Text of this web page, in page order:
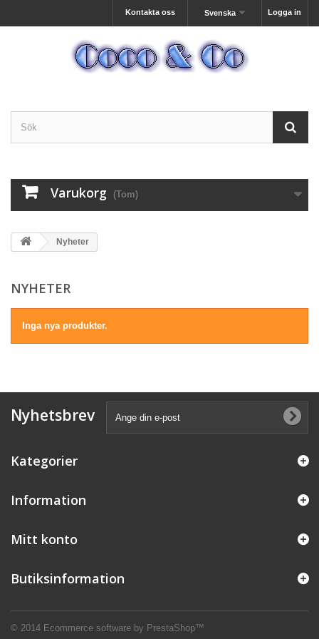
Logga in
Svenska
Kontakta oss
Varukorg (Tom)
Nyheter
NYHETER
Inga nya produkter.
Nyhetsbrev
Kategorier
Information
© 2014 Ecommerce software by PrestaShop™
Mitt konto
Butiksinformation